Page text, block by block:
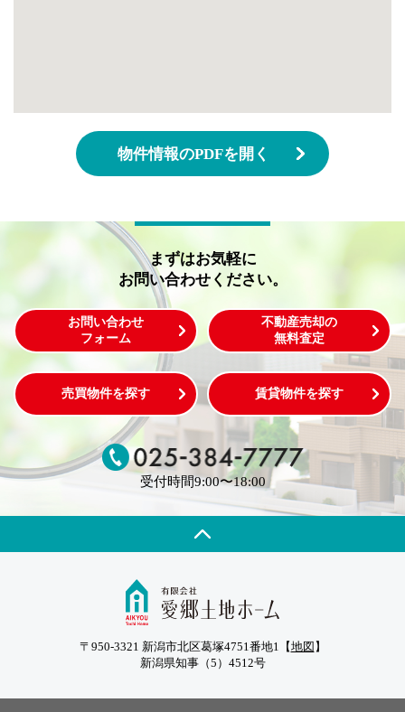
物件情報のPDFを開く
まずはお気軽に
お問い合わせください。
お問い合わせ
フォーム
不動産売却の
無料査定
売買物件を探す 賃貸物件を探す
受付時間9:00〜18:00
〒950-3321 新潟市北区葛塚4751番地1【地図】
新潟県知事（5）4512号